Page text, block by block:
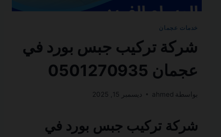
خدمات عجمان
شركة تركيب جبس بورد في
عجمان 0501270935
بواسطة ahmed ديسمبر 15, 2025
شركة تركيب جبس بورد في